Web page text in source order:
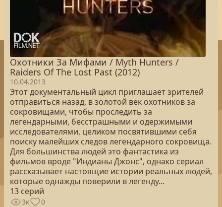
Охотники За Мифами / Myth Hunters /
Raiders Of The Lost Past (2012)
10.04.2013
Этот документальный цикл приглашает зрителей
отправиться назад, в золотой век охотников за
сокровищами, чтобы проследить за
легендарными, бесстрашными и одержимыми
исследователями, целиком посвятившими себя
поиску малейших следов легендарного сокровища.
Для большинства людей это фантастика из
фильмов вроде "Индианы Джонс", однако сериал
рассказывает настоящие истории реальных людей,
которые однажды поверили в легенду...
13 серий
3к 0